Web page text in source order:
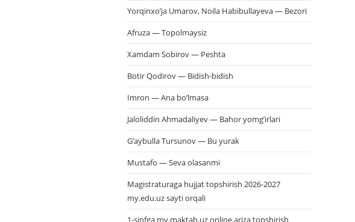
Yorqinxo’ja Umarov, Noila Habibullayeva — Bezori
Afruza — Topolmaysiz
Xamdam Sobirov — Peshta
Botir Qodirov — Bidish-bidish
Imron — Ana bo’lmasa
Jaloliddin Ahmadaliyev — Bahor yomg’irlari
G’aybulla Tursunov — Bu yurak
Mustafo — Seva olasanmi
Magistraturaga hujjat topshirish 2026-2027
my.edu.uz sayti orqali
1-sinfga my.maktab.uz online ariza topshirish